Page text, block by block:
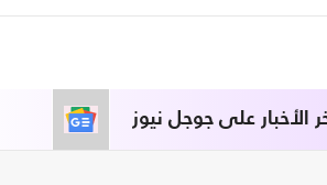
الأخبار على جوجل نيوز